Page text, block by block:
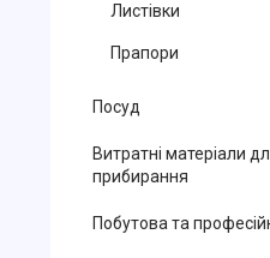
Листівки
Прапори
Посуд
Витратні матеріали
прибирання
Побутова та